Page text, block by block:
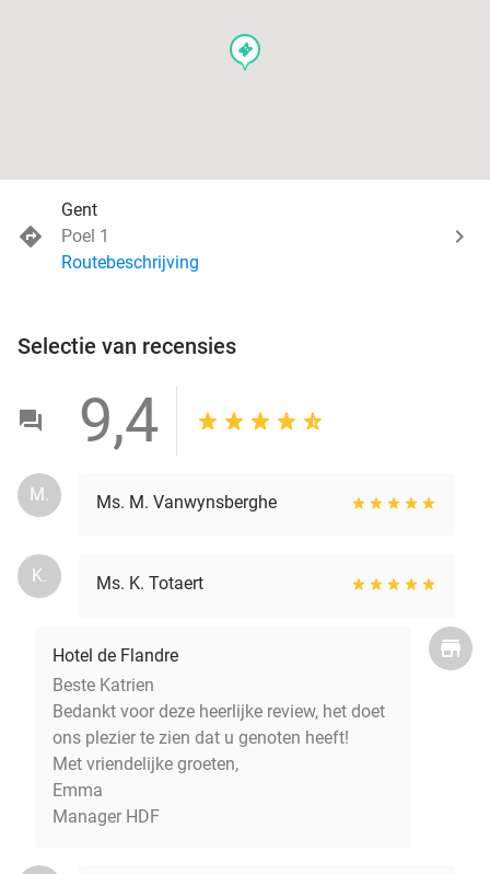
events
Gent
Poel 1
Routebeschrijving
Selectie van recensies
9,4
M. Ms. M. Vanwynsberghe
K. Ms. K. Totaert
Hotel de Flandre
Beste Katrien
Bedankt voor deze heerlijke review, het doet
ons plezier te zien dat u genoten heeft!
Met vriendelijke groeten,
Emma
Manager HDF